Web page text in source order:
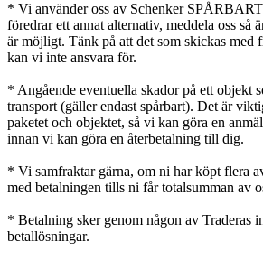
* Vi använder oss av Schenker
föredrar ett annat alternativ, meddela oss så
är möjligt. Tänk på att det som skickas med
kan vi inte ansvara för.
* Angående eventuella skador på ett objekt
transport (gäller endast spårbart). Det är
paketet och objektet, så vi kan göra en
innan vi kan göra en återbetalning till dig.
* Vi samfraktar gärna, om ni har köpt flera
med betalningen tills ni får totalsumman av
* Betalning sker genom någon av Traderas
betallösningar.